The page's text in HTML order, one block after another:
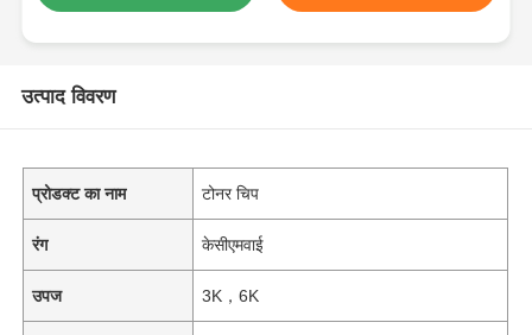
उत्पाद विवरण
प्रोडक्ट का नाम टोनर चिप
रंग केसीएमवाई
उपज 3K，6K